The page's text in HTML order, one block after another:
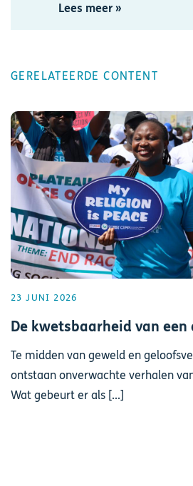
Lees meer »
GERELATEERDE CONTENT
23 JUNI 2026
De kwetsbaarheid van een
Te midden van geweld en
ontstaan onverwachte verhalen
Wat gebeurt er als [...]